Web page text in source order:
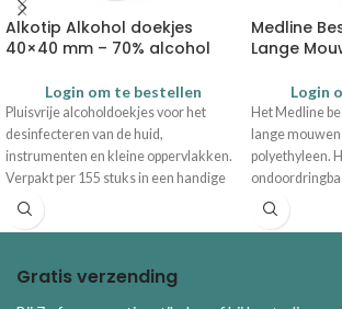
Alkotip Alkohol doekjes
40×40 mm – 70% alcohol
Login om te bestellen
Pluisvrije alcoholdoekjes voor het
desinfecteren van de huid,
instrumenten en kleine oppervlakken.
Verpakt per 155 stuks in een handige
dispenser. Wil je grotere aantallen
ineens bestellen? Stuur dan een e-mail
Medline
Lange
Login
Het Medline
lange
polyethyleen.
tegen
Gratis verzending